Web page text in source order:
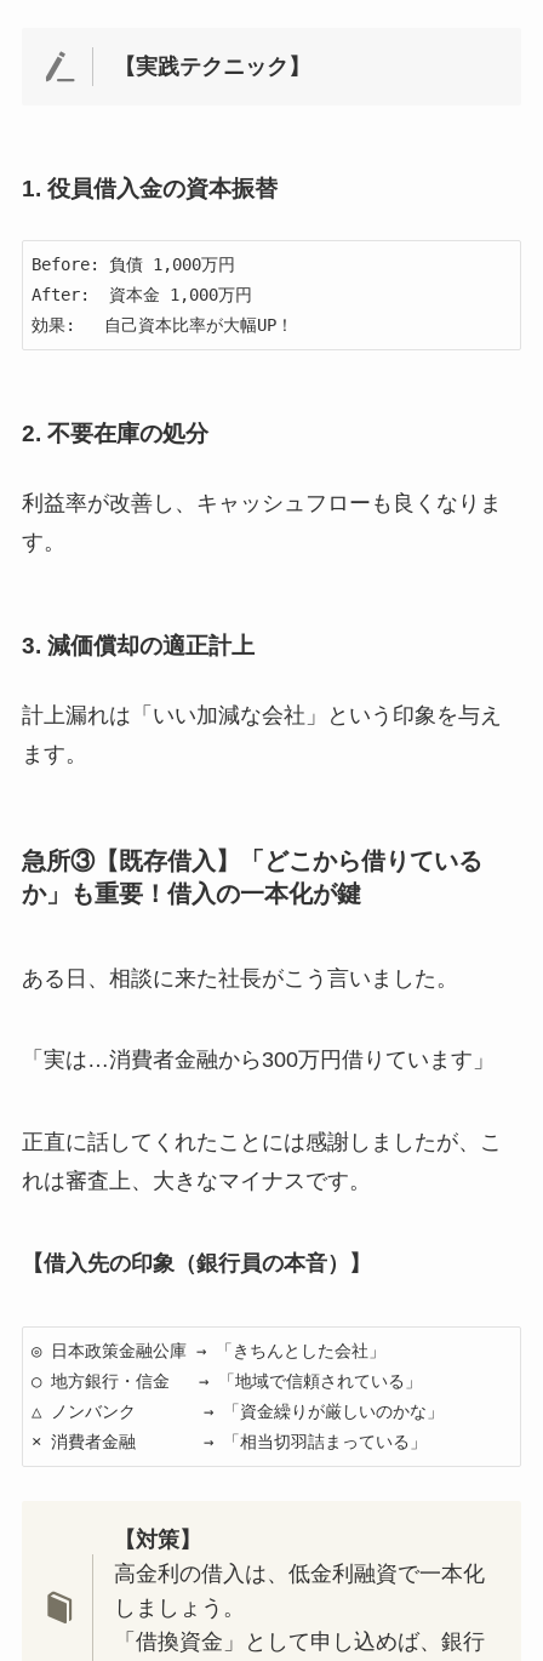
【実践テクニック】
1. 役員借入金の資本振替
Before: 負債 1,000万円
After:  資本金 1,000万円
効果:   自己資本比率が大幅UP！
2. 不要在庫の処分
利益率が改善し、キャッシュフローも良くなりま
す。
3. 減価償却の適正計上
計上漏れは「いい加減な会社」という印象を与え
ます。
急所③【既存借入】「どこから借りている
か」も重要！借入の一本化が鍵
ある日、相談に来た社長がこう言いました。
「実は…消費者金融から300万円借りています」
正直に話してくれたことには感謝しましたが、こ
れは審査上、大きなマイナスです。
【借入先の印象（銀行員の本音）】
◎ 日本政策金融公庫 → 「きちんとした会社」
○ 地方銀行・信金   → 「地域で信頼されている」
△ ノンバンク       → 「資金繰りが厳しいのかな」
× 消費者金融       → 「相当切羽詰まっている」
【対策】
高金利の借入は、低金利融資で一本化
しましょう。
「借換資金」として申し込めば、銀行